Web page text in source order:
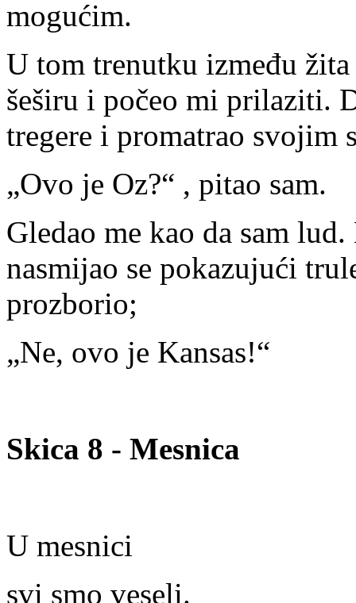
mogućim.
U tom trenutku između
šeširu i počeo mi prilaziti.
tregere i promatrao svojim
„Ovo je Oz?“ , pitao sam.
Gledao me kao da sam
nasmijao se pokazujući
prozborio;
„Ne, ovo je Kansas!“
Skica 8 - Mesnica
U mesnici
svi smo veseli.